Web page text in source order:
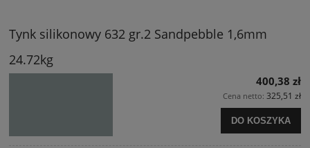
Tynk silikonowy 632 gr.2 Sandpebble 1,6mm
24.72kg
400,38 zł
Cena netto: 325,51 zł
DO KOSZYKA